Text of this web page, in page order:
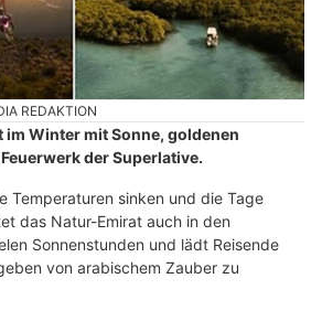
REDAKTION
im Winter mit Sonne, goldenen
der Superlative.
Temperaturen sinken und die Tage
das Natur-Emirat auch in den
Sonnenstunden und lädt Reisende
von arabischem Zauber zu